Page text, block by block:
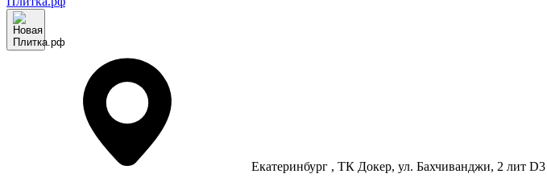
Екатеринбург , ТК Докер, ул. Бахчиванджи, 2 лит D3